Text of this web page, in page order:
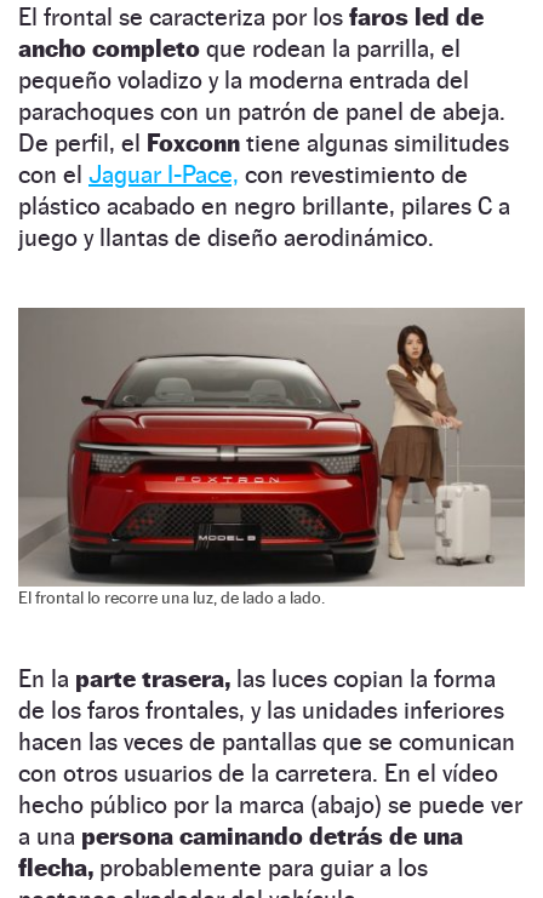
El frontal se caracteriza por los faros led de
ancho completo que rodean la parrilla, el
pequeño voladizo y la moderna entrada del
parachoques con un patrón de panel de abeja.
De perfil, el Foxconn tiene algunas similitudes
con el Jaguar I-Pace, con revestimiento de
plástico acabado en negro brillante, pilares C a
juego y llantas de diseño aerodinámico.
El frontal lo recorre una luz, de lado a lado.
En la parte trasera, las luces copian la forma
de los faros frontales, y las unidades inferiores
hacen las veces de pantallas que se comunican
con otros usuarios de la carretera. En el vídeo
hecho público por la marca (abajo) se puede ver
a una persona caminando detrás de una
flecha, probablemente para guiar a los